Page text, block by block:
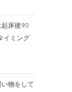
起床後90
イミング
い物をして